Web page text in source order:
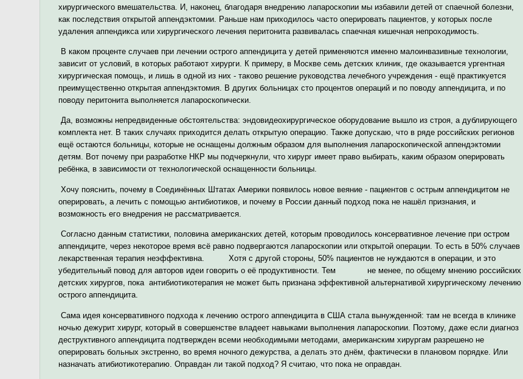
хирургического вмешательства. И, наконец, благодаря внедрению лапароскопии мы избавили детей от спаечной болезни,
как последствия открытой аппендэктомии. Раньше нам приходилось часто оперировать пациентов, у которых после
удаления аппендикса или хирургического лечения перитонита развивалась спаечная кишечная непроходимость.
В каком проценте случаев при лечении острого аппендицита у детей применяются именно малоинвазивные технологии,
зависит от условий, в которых работают хирурги. К примеру, в Москве семь детских клиник, где оказывается ургентная
хирургическая помощь, и лишь в одной из них - таково решение руководства лечебного учреждения - ещё практикуется
преимущественно открытая аппендэктомия. В других больницах сто процентов операций и по поводу аппендицита, и по
поводу перитонита выполняется лапароскопически.
Да, возможны непредвиденные обстоятельства: эндовидеохирургическое оборудование вышло из строя, а дублирующего
комплекта нет. В таких случаях приходится делать открытую операцию. Также допускаю, что в ряде российских регионов
ещё остаются больницы, которые не оснащены должным образом для выполнения лапароскопической аппендэктомии
детям. Вот почему при разработке НКР мы подчеркнули, что хирург имеет право выбирать, каким образом оперировать
ребёнка, в зависимости от технологической оснащенности больницы.
Хочу пояснить, почему в Соединённых Штатах Америки появилось новое веяние - пациентов с острым аппендицитом не
оперировать, а лечить с помощью антибиотиков, и почему в России данный подход пока не нашёл признания, и
возможность его внедрения не рассматривается.
Согласно данным статистики, половина американских детей, которым проводилось консервативное лечение при остром
аппендиците, через некоторое время всё равно подвергаются лапароскопии или открытой операции. То есть в 50% случаев
лекарственная терапия неэффективна. Хотя с другой стороны, 50% пациентов не нуждаются в операции, и это
убедительный повод для авторов идеи говорить о её продуктивности. Тем не менее, по общему мнению российских
детских хирургов, пока антибиотикотерапия не может быть признана эффективной альтернативой хирургическому лечению
острого аппендицита.
Сама идея консервативного подхода к лечению острого аппендицита в США стала вынужденной: там не всегда в клинике
ночью дежурит хирург, который в совершенстве владеет навыками выполнения лапароскопии. Поэтому, даже если диагноз
деструктивного аппендицита подтвержден всеми необходимыми методами, американским хирургам разрешено не
оперировать больных экстренно, во время ночного дежурства, а делать это днём, фактически в плановом порядке. Или
назначать атибиотикотерапию. Оправдан ли такой подход? Я считаю, что пока не оправдан.